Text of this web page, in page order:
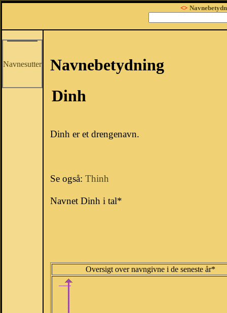
<>
Navnesutter
Navnebetydning
Dinh
Dinh er et drengenavn.
Se også: Thinh
Navnet Dinh i tal*
Oversigt over navngivne i de seneste år*